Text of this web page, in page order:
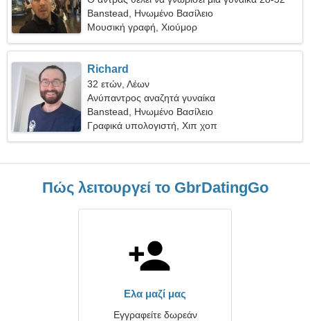
Banstead, Ηνωμένο Βασίλειο
Μουσική γραφή, Χιούμορ
Richard
32 ετών, Λέων
Ανύπαντρος αναζητά γυναίκα
Banstead, Ηνωμένο Βασίλειο
Γραφικά υπολογιστή, Χιπ χοπ
Πώς λειτουργεί το GbrDatingGo
Ελα μαζί μας
Εγγραφείτε δωρεάν